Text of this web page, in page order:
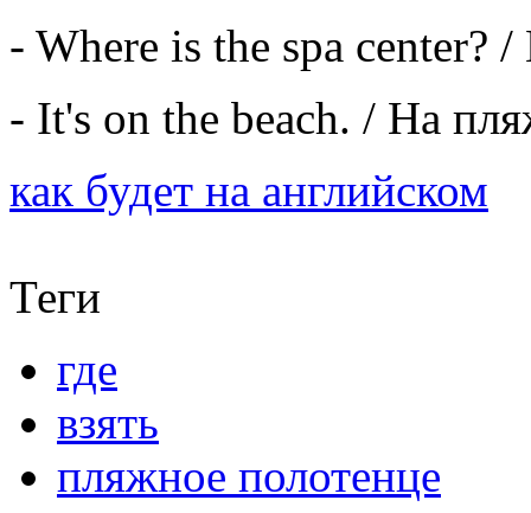
- Where is the spa center? /
- It's on the beach. / На
как будет на английском
Теги
где
взять
пляжное полотенце